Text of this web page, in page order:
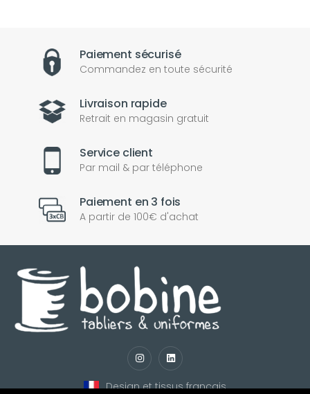
Paiement sécurisé
Commandez en toute sécurité
Livraison rapide
Retrait en magasin gratuit
Service client
Par mail & par téléphone
Paiement en 3 fois
A partir de 100€ d'achat
Design et tissus français
notify_engine